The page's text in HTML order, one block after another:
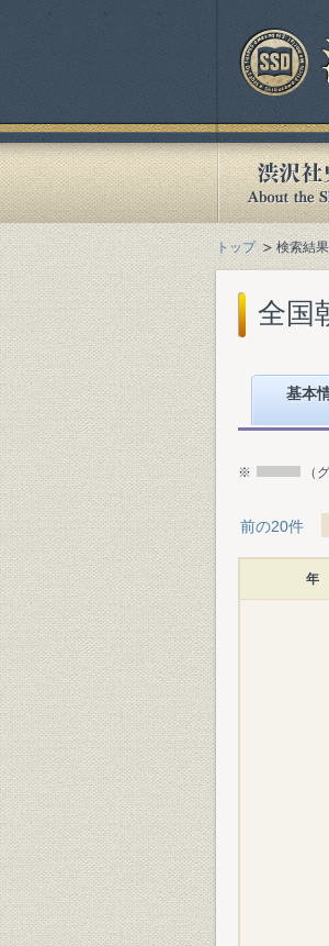
トップ 検索結
全国
基本
※ （
前の20件
年